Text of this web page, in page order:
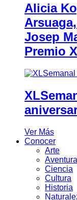
Alicia
Josep
Premio
Ver Más
Conocer
Arte
Aventura
Ciencia
Cultura
Historia